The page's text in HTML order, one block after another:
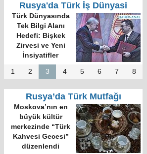
Rusya'da Türk İş Dünyasi
Türk Dünyasında
Tek Bilgi Alanı
Hedefi: Bişkek
Zirvesi ve Yeni
İnsiyatifler
1 2 3 4 5 6 7 8
Rusya’da Türk Mutfağı
Moskova’nın en
büyük kültür
merkezinde “Türk
Kahvesi Gecesi”
düzenlendi